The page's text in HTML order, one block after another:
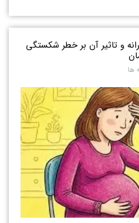
و تاثیر آن بر خطر شکستگی
ها